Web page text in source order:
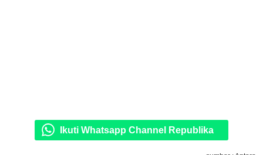
Ikuti Whatsapp Channel Republika